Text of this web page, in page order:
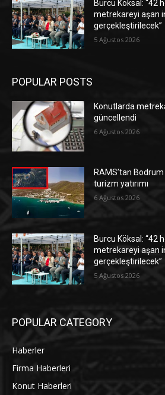
Burcu Köksal: “42
metrekareyi aşan
gerçekleştirilecek”
5 Ağustos 2026
POPULAR POSTS
Konutlarda
güncellendi
6 Ağustos 2026
RAMS’tan
turizm yatırımı
6 Ağustos 2026
Burcu Köksal: “42
metrekareyi aşan
gerçekleştirilecek”
5 Ağustos 2026
POPULAR CATEGORY
Haberler
Firma Haberleri
Konut Haberleri